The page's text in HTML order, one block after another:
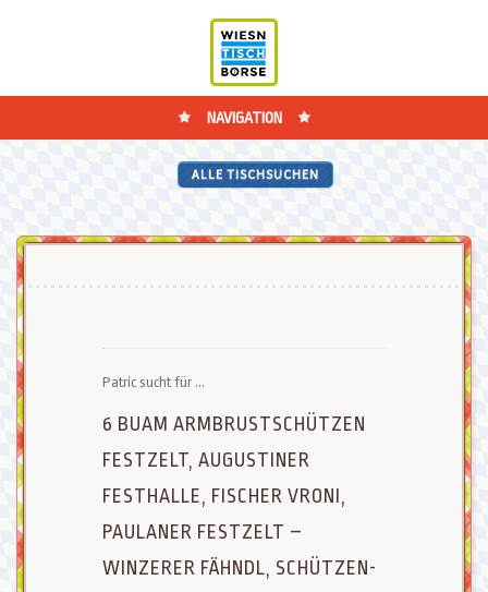
NAVIGATION
ALLE TISCHSUCHEN
Patric sucht für ...
6 BUAM ARMBRUSTSCHÜTZEN
FESTZELT, AUGUSTINER
FESTHALLE, FISCHER VRONI,
PAULANER FESTZELT –
WINZERER FÄHNDL, SCHÜTZEN-